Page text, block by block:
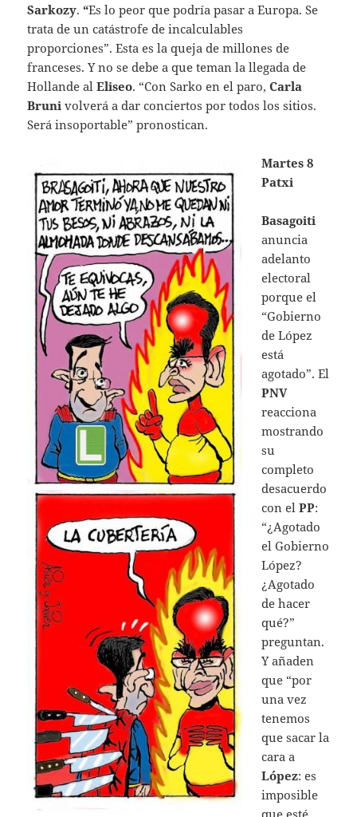
Sarkozy. “Es lo peor que podría pasar a Europa. Se
trata de un catástrofe de incalculables
proporciones”. Esta es la queja de millones de
franceses. Y no se debe a que teman la llegada de
Hollande alEliseo. “Con Sarko en el paro,Carla
Bruni volverá a dar conciertos por todos los sitios.
Será insoportable” pronostican.
Martes 8
Patxi
Basagoiti
anuncia
adelanto
electoral
porque el
“Gobierno
de López
está
agotado”. El
PNV
reacciona
mostrando
su
completo
desacuerdo
con elPP:
“¿Agotado
el Gobierno
López?
¿Agotado
de hacer
qué?”
preguntan.
Y añaden
que “por
una vez
tenemos
que sacar la
cara a
López: es
imposible